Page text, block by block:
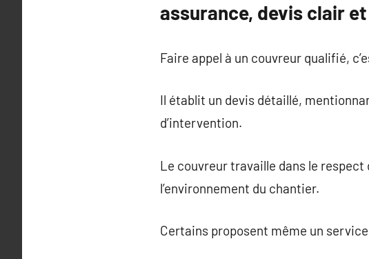
assurance, devis clair
Faire appel à un couvreur qualifié,
Il établit un devis détaillé,
d’intervention.
Le couvreur travaille dans le
l’environnement du chantier.
Certains proposent même un